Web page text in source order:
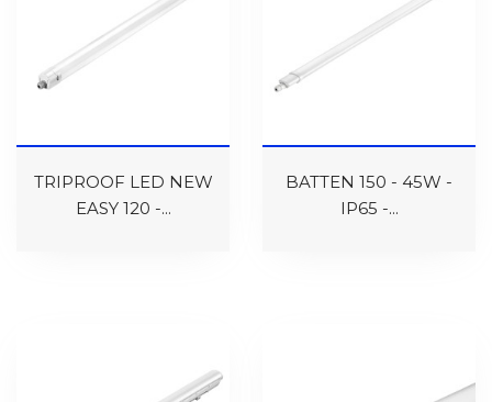
TRIPROOF LED NEW
EASY 120 -...
BATTEN 150 - 45W -
IP65 -...